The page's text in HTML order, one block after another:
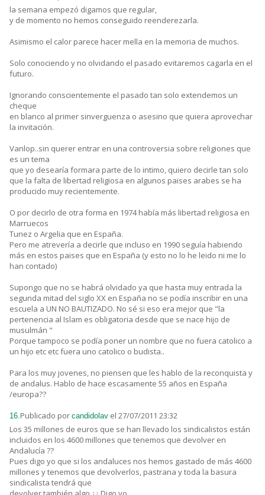
la semana empezó digamos que regular,
y de momento no hemos conseguido reenderezarla.
Asimismo el calor parece hacer mella en la memoria de muchos.
Solo conociendo y no olvidando el pasado evitaremos cagarla en el
futuro.
Ignorando conscientemente el pasado tan solo extendemos un
cheque
en blanco al primer sinverguenza o asesino que quiera aprovechar
la invitación.
Vanlop..sin querer entrar en una controversia sobre religiones que
es un tema
que yo desearía formara parte de lo intimo, quiero decirle tan solo
que la falta de libertad religiosa en algunos paises arabes se ha
producido muy recientemente.
O por decirlo de otra forma en 1974 había más libertad religiosa en
Marruecos
Tunez o Argelia que en España.
Pero me atrevería a decirle que incluso en 1990 seguía habiendo
más en estos paises que en España (y esto no lo he leido ni me lo
han contado)
Supongo que no se habrá olvidado ya que hasta muy entrada la
segunda mitad del siglo XX en España no se podía inscribir en una
escuela a UN NO BAUTIZADO. No sé si eso era mejor que "la
pertenencia al Islam es obligatoria desde que se nace hijo de
musulmán "
Porque tampoco se podía poner un nombre que no fuera catolico a
un hijo etc etc fuera uno catolico o budista..
Para los muy jovenes, no piensen que les hablo de la reconquista y
de andalus. Hablo de hace escasamente 55 años en España
/europa??
16.Publicado por candidolav el 27/07/2011 23:32
Los 35 millones de euros que se han llevado los sindicalistos están
incluidos en los 4600 millones que tenemos que devolver en
Andalucía ??
Pues digo yo que si los andaluces nos hemos gastado de más 4600
millones y tenemos que devolverlos, pastrana y toda la basura
sindicalista tendrá que